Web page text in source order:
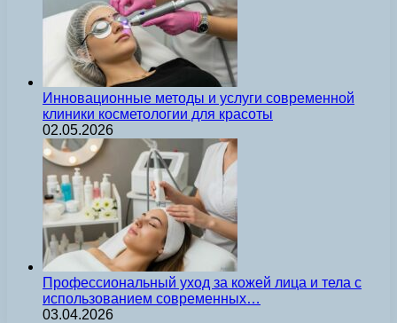
Инновационные методы и услуги современной
клиники косметологии для красоты
02.05.2026
Профессиональный уход за кожей лица и тела с
использованием современных…
03.04.2026